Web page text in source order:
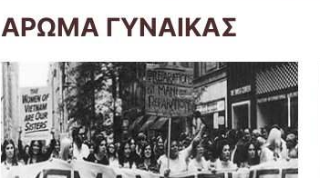
ΑΡΩΜΑ ΓΥΝΑΙΚΑΣ